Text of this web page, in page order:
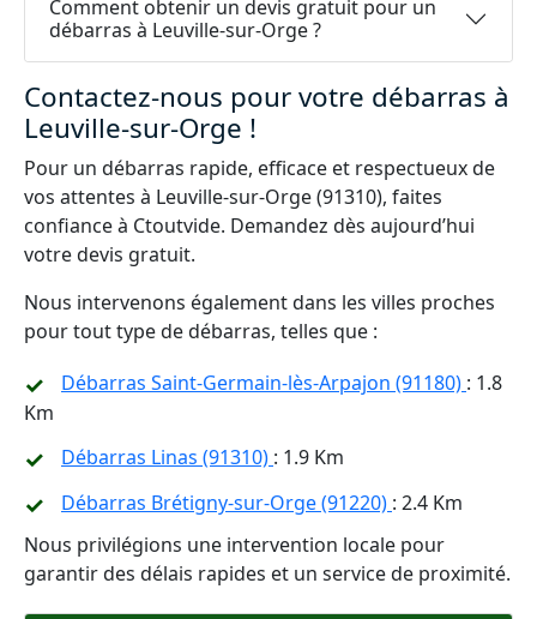
Comment obtenir un devis gratuit pour un
débarras à Leuville-sur-Orge ?
Contactez-nous pour votre débarras à
Leuville-sur-Orge !
Pour un débarras rapide, efficace et respectueux de
vos attentes à Leuville-sur-Orge (91310), faites
confiance à Ctoutvide. Demandez dès aujourd’hui
votre devis gratuit.
Nous intervenons également dans les villes proches
pour tout type de débarras, telles que :
Débarras Saint-Germain-lès-Arpajon (91180) : 1.8
Km
Débarras Linas (91310) : 1.9 Km
Débarras Brétigny-sur-Orge (91220) : 2.4 Km
Nous privilégions une intervention locale pour
garantir des délais rapides et un service de proximité.